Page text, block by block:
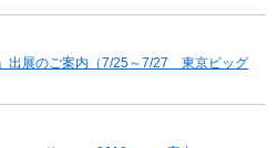
出展のご案内（7/25～7/27 東京ビッグ